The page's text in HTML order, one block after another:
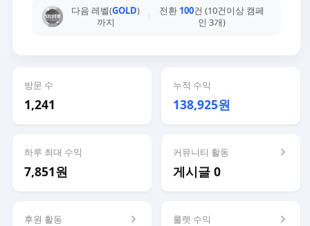
다음 레벨(GOLD)
까지
전환 100건 (10건이상 캠페
인 3개)
방문 수
1,241
누적 수익
138,925원
하루 최대 수익
7,851원
커뮤니티 활동
게시글 0
후원 활동 룰렛 수익